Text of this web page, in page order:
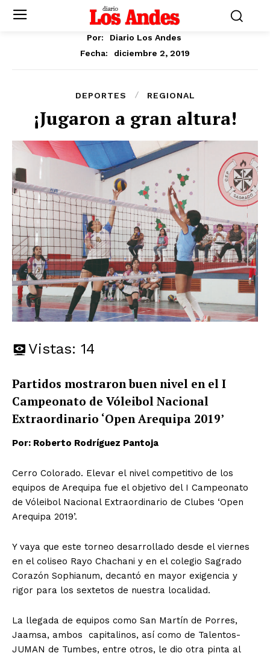
Por:
Diario Los Andes
Fecha:
diciembre 2, 2019
DEPORTES REGIONAL
¡Jugaron a gran altura!
Vistas: 14
Partidos mostraron buen nivel en el I
Campeonato de Vóleibol Nacional
Extraordinario ‘Open Arequipa 2019’
Por: Roberto Rodríguez Pantoja
Cerro Colorado. Elevar el nivel competitivo de los
equipos de Arequipa fue el objetivo del I Campeonato
de Vóleibol Nacional Extraordinario de Clubes ‘Open
Arequipa 2019’.
Y vaya que este torneo desarrollado desde el viernes
en el coliseo Rayo Chachani y en el colegio Sagrado
Corazón Sophianum, decantó en mayor exigencia y
rigor para los sextetos de nuestra localidad.
La llegada de equipos como San Martín de Porres,
Jaamsa, ambos capitalinos, así como de Talentos-
JUMAN de Tumbes, entre otros, le dio otra pinta al